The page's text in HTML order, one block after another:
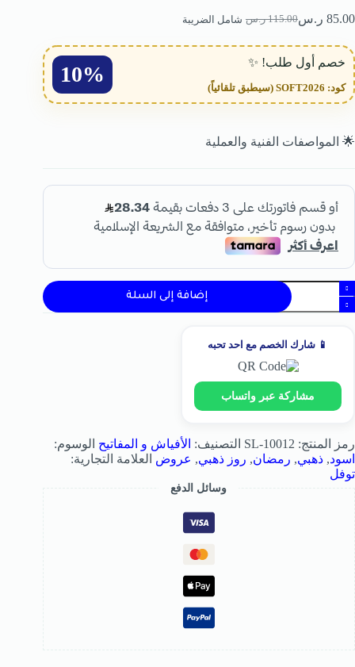
115.00 ر.س 85.00 ر.س شامل الضريبة
خصم أول طلب! ✨
كود: SOFT2026 (سيطبق تلقائياً)
10%
🌟 المواصفات الفنية والعملية
إضافة إلى السلة
📱 شارك الخصم مع احد تحبه
مشاركة عبر واتساب
رمز المنتج: SL-10012 التصنيف: الأفياش و المفاتيح الوسوم:
اسود, ذهبي, رمضان, روز ذهبي, عروض العلامة التجارية:
توفل
وسائل الدفع